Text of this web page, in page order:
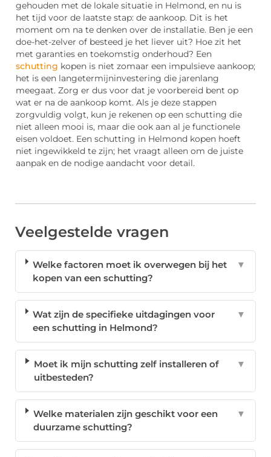
gehouden met de lokale situatie in Helmond, en nu is
het tijd voor de laatste stap: de aankoop. Dit is het
moment om na te denken over de installatie. Ben je een
doe-het-zelver of besteed je het liever uit? Hoe zit het
met garanties en toekomstig onderhoud? Een
schutting kopen is niet zomaar een impulsieve aankoop;
het is een langetermijninvestering die jarenlang
meegaat. Zorg er dus voor dat je voorbereid bent op
wat er na de aankoop komt. Als je deze stappen
zorgvuldig volgt, kun je rekenen op een schutting die
niet alleen mooi is, maar die ook aan al je functionele
eisen voldoet. Een schutting in Helmond kopen hoeft
niet ingewikkeld te zijn; het vraagt alleen om de juiste
aanpak en de nodige aandacht voor detail.
Veelgestelde vragen
Welke factoren moet ik overwegen bij het
kopen van een schutting?
▼
Wat zijn de specifieke uitdagingen voor
een schutting in Helmond?
▼
Moet ik mijn schutting zelf installeren of
uitbesteden?
▼
Welke materialen zijn geschikt voor een
duurzame schutting?
▼